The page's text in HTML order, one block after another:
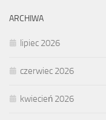
ARCHIWA
lipiec 2026
czerwiec 2026
kwiecień 2026